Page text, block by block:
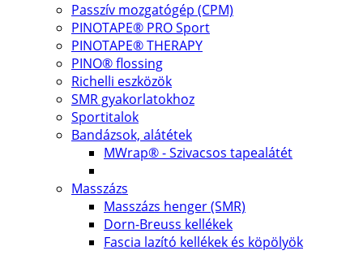
Passzív mozgatógép (CPM)
PINOTAPE® PRO Sport
PINOTAPE® THERAPY
PINO® flossing
Richelli eszközök
SMR gyakorlatokhoz
Sportitalok
Bandázsok, alátétek
MWrap® - Szivacsos tapealátét
Masszázs
Masszázs henger (SMR)
Dorn-Breuss kellékek
Fascia lazító kellékek és köpölyök